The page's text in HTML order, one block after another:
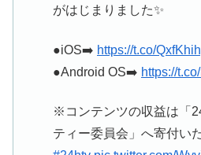
がはじまりました✨
●iOS➡️ https://t.co/
●Android OS➡️ https://
※コンテンツの収益は「
ティー委員会」へ寄付い